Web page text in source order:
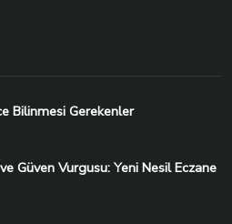
Bilinmesi Gerekenler
Güven Vurgusu: Yeni Nesil Eczane